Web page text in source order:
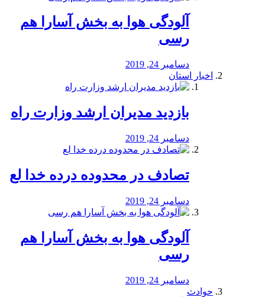
آلودگی هوا به بخش آسارا هم
رسی
دسامبر 24, 2019
اخبار استان
بازدید مدیران ارشد وزارت راه
دسامبر 24, 2019
تصادف در محدوده درده خدا لع
دسامبر 24, 2019
آلودگی هوا به بخش آسارا هم
رسی
دسامبر 24, 2019
حوادث